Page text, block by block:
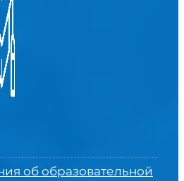
об образовательной